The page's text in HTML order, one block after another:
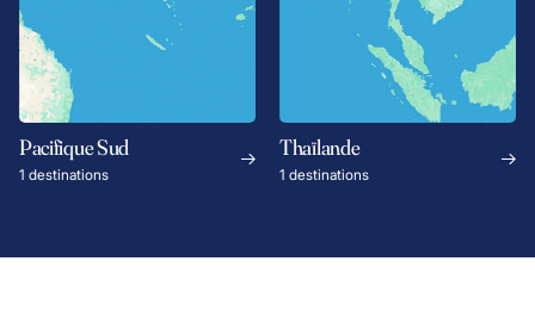
Pacifique Sud
1 destinations
Thaïlande
1 destinations